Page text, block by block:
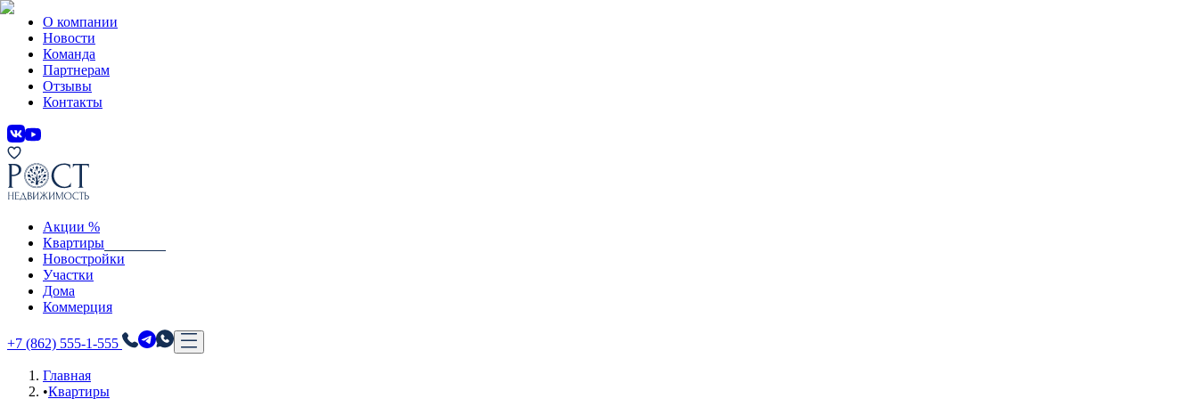
О компании
Новости
Команда
Партнерам
Отзывы
Контакты
Акции %
Квартиры
Новостройки
Участки
Дома
Коммерция
+7 (862) 555-1-555
Главная
•Квартиры